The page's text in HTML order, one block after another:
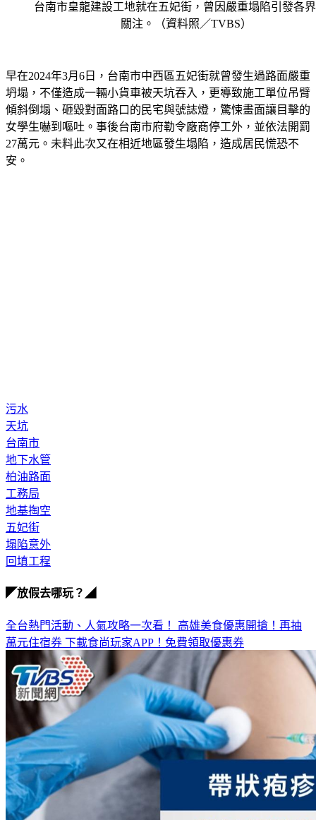
台南市皇龍建設工地就在五妃街，曾因嚴重塌陷引發各
關注。（資料照／TVBS）
早在2024年3月6日，台南市中西區五妃街就曾發生過路面嚴重
坍塌，不僅造成一輛小貨車被天坑吞入，更導致施工單位吊臂
傾斜倒塌、砸毀對面路口的民宅與號誌燈，驚悚畫面讓目擊的
女學生嚇到嘔吐。事後台南市府勒令廠商停工外，並依法開罰
27萬元。未料此次又在相近地區發生塌陷，造成居民慌恐不
安。
污水
天坑
台南市
地下水管
柏油路面
工務局
地基掏空
五妃街
塌陷意外
回填工程
◤放假去哪玩？◢
全台熱門活動、人氣攻略一次看！ 高雄美食優惠開搶！再抽
萬元住宿券 下載食尚玩家APP！免費領取優惠券